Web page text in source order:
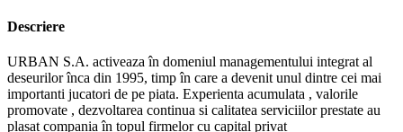
Descriere
URBAN S.A. activeaza în domeniul managementului integrat al
deseurilor înca din 1995, timp în care a devenit unul dintre cei mai
importanti jucatori de pe piata. Experienta acumulata , valorile
promovate , dezvoltarea continua si calitatea serviciilor prestate au
plasat compania în topul firmelor cu capital privat